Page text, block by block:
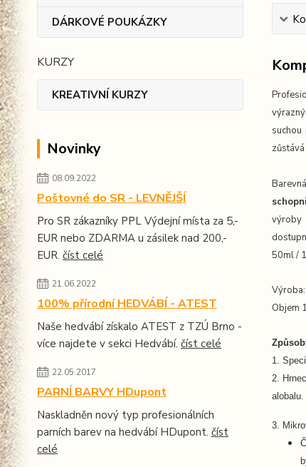
DÁRKOVÉ POUKÁZKY
KURZY
KREATIVNÍ KURZY
Novinky
08.09.2022
Poštovné do SR - LEVNĚJŠÍ
Pro SR zákazníky PPL Výdejní místa za 5,-
EUR nebo ZDARMA u zásilek nad 200,-
EUR. číst celé
21.06.2022
100% přírodní HEDVÁBÍ - ATEST
Naše hedvábí získalo ATEST z TZÚ Brno -
více najdete v sekci Hedvábí. číst celé
22.05.2017
PARNÍ BARVY HDupont
Naskladněn nový typ profesionálních
parních barev na hedvábí HDupont. číst
celé
výroby
50ml /
Objem
1.
2.
alobalu.
3.